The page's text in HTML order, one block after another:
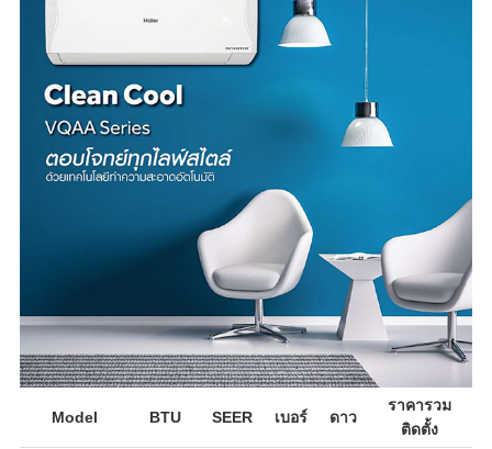
Model BTU SEER เบอร์ ดาว
ราคารวม
ติดตั้ง